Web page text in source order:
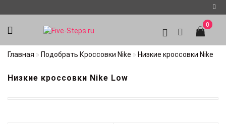
Регистрация
Авторизация
0
Главная Подобрать Кроссовки Nike Низкие кроссовки Nike
Низкие кроссовки Nike Low